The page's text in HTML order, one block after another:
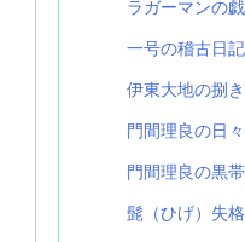
ラガーマンの
一号の稽古日記
伊東大地の捌
門間理良の日
門間理良の黒
髭（ひげ）失格